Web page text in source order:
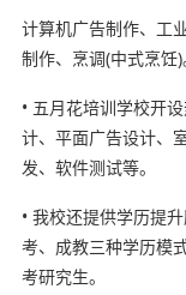
计算机广告制作、工
制作、烹调(中式烹饪
• 五月花培训学校开
计、平面广告设计、
发、软件测试等。
• 我校还提供学历提
考、成教三种学历模
考研究生。